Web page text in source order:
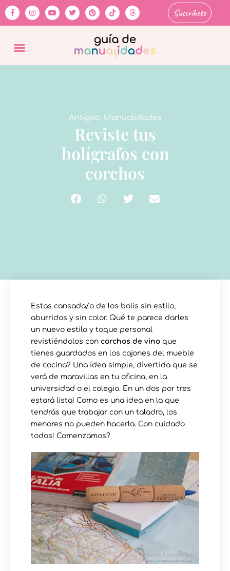
Suscríbete
Antiguo, Manualidades
Reviste tus
bolígrafos con
corchos
Estas cansada/o de los bolis sin estilo,
aburridos y sin color. Qué te parece darles
un nuevo estilo y toque personal
revistiéndolos con corchos de vino que
tienes guardados en los cajones del mueble
de cocina? Una idea simple, divertida que se
verá de maravillas en tu oficina, en la
universidad o el colegio. En un dos por tres
estará lista! Como es una idea en la que
tendrás que trabajar con un taladro, los
menores no pueden hacerla. Con cuidado
todos! Comenzamos?